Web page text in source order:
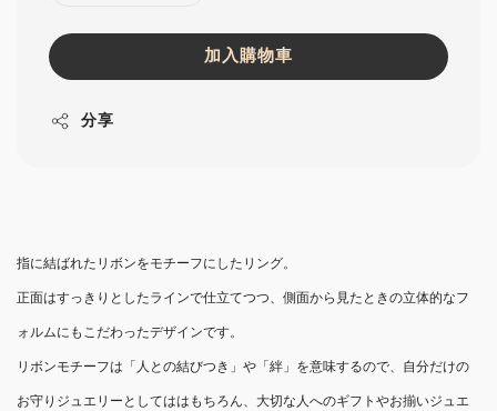
加入購物車
分享
指に結ばれたリボンをモチーフにしたリング。
正面はすっきりとしたラインで仕立てつつ、側面から見たときの立体的なフ
ォルムにもこだわったデザインです。
リボンモチーフは「人との結びつき」や「絆」を意味するので、自分だけの
お守りジュエリーとしてははもちろん、大切な人へのギフトやお揃いジュエ